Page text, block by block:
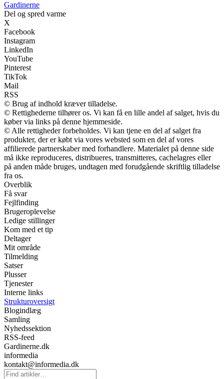
Gardinerne
Del og spred varme
X
Facebook
Instagram
LinkedIn
YouTube
Pinterest
TikTok
Mail
RSS
© Brug af indhold kræver tilladelse.
© Rettighederne tilhører os. Vi kan få en lille andel af salget, hvis du
køber via links på denne hjemmeside.
© Alle rettigheder forbeholdes. Vi kan tjene en del af salget fra
produkter, der er købt via vores websted som en del af vores
affilierede partnerskaber med forhandlere. Materialet på denne side
må ikke reproduceres, distribueres, transmitteres, cachelagres eller
på anden måde bruges, undtagen med forudgående skriftlig tilladelse
fra os.
Overblik
Få svar
Fejlfinding
Brugeroplevelse
Ledige stillinger
Kom med et tip
Deltager
Mit område
Tilmelding
Satser
Plusser
Tjenester
Interne links
Strukturoversigt
Blogindlæg
Samling
Nyhedssektion
RSS-feed
Gardinerne.dk
informedia
kontakt@informedia.dk